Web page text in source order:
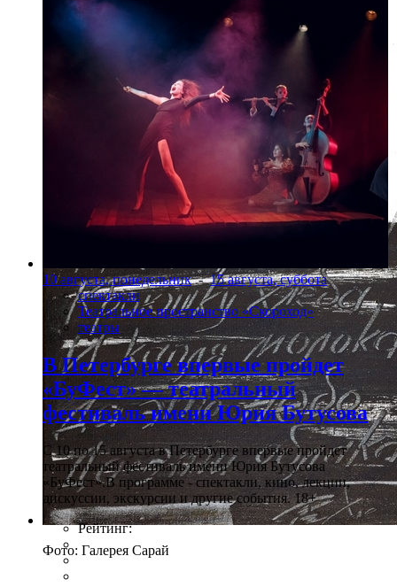
Фото: Галерея Сарай
Фото: Галерея Сарай
10 августа, понедельник-15 августа, суббота
спектакли
Театральное пространство «Скороход»
театры
В Петербурге впервые пройдет
«БуФест» — театральный
фестиваль имени Юрия Бутусова
С 10 по 15 августа в Петербурге впервые пройдет
театральный фестиваль имени Юрия Бутусова
«БуФест».В программе - спектакли, кино, лекции,
дискуссии, экскурсии и другие события. 18+
Рейтинг: